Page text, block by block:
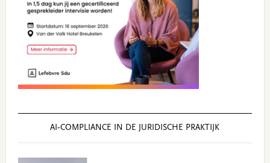
AI‑COMPLIANCE IN DE JURIDISCHE PRAKTIJK